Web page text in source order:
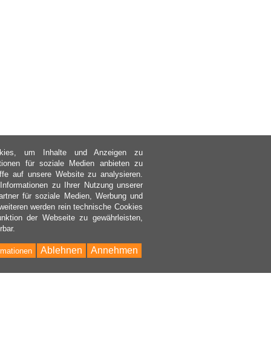
um Inhalte und Anzeigen zu
für soziale Medien anbieten zu
auf unsere Website zu analysieren.
zu Ihrer Nutzung unserer
für soziale Medien, Werbung und
werden rein technische Cookies
der Webseite zu gewährleisten,
Annehmen
Ablehnen